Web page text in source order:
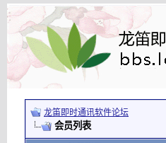
龙笛即时通讯软件论坛
会员列表